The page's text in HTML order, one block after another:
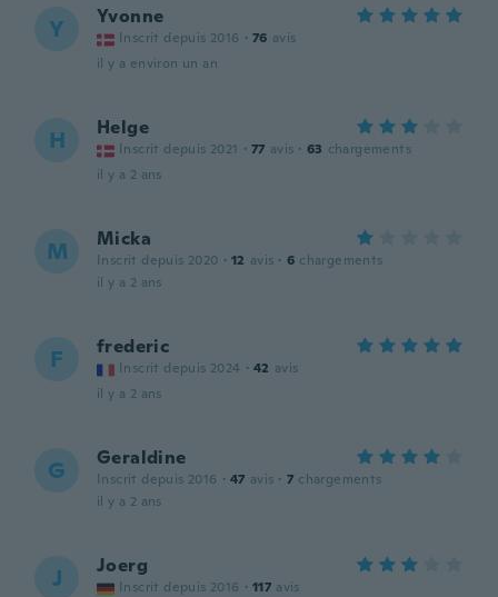
Y Yvonne
Inscrit depuis 2016 · 76 avis
il y a environ un an
H Helge
Inscrit depuis 2021 · 77 avis · 63 chargements
il y a 2 ans
M Micka
Inscrit depuis 2020 · 12 avis · 6 chargements
il y a 2 ans
F frederic
Inscrit depuis 2024 · 42 avis
il y a 2 ans
G Geraldine
Inscrit depuis 2016 · 47 avis · 7 chargements
il y a 2 ans
J Joerg
Inscrit depuis 2016 · 117 avis